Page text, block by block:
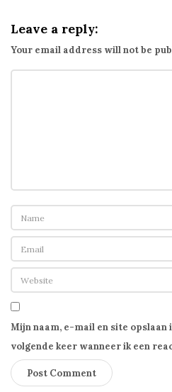
u
s
e
n
i
t
i
o
o
s
e
Leave a reply:
Your email address will not be
Mijn naam, e-mail en site opslaan
volgende keer wanneer ik een